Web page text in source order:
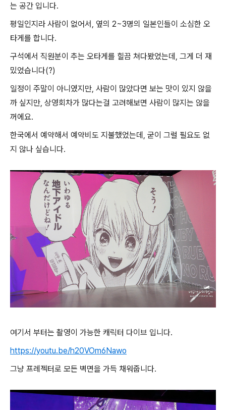
는 공간 입니다.
평일인지라 사람이 없어서, 옆의 2~3명의 일본인들이 소심한 오
타게를 합니다.
구석에서 직원분이 추는 오타게를 힐끔 쳐다봤었는데, 그게 더 재
밌었습니다(?)
일정이 주말이 아니였지만, 사람이 많았다면 보는 맛이 있지 않을
까 싶지만, 상영회차가 많다는걸 고려해보면 사람이 많지는 않을
꺼에요.
한국에서 예약해서 예약비도 지불했었는데, 굳이 그럴 필요도 없
지 않나 싶습니다.
여기서 부터는 촬영이 가능한 캐릭터 다이브 입니다.
https://youtu.be/h20VOm6Nawo
그냥 프레젝터로 모든 벽면을 가득 채워줍니다.